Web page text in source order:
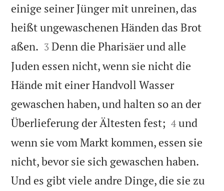
einige seiner Jünger mit unreinen, das
heißt ungewaschenen Händen das Brot
aßen. 

3 Denn die Pharisäer und alle
Juden essen nicht, wenn sie nicht die
Hände mit einer Handvoll Wasser
gewaschen haben, und halten so an der
Überlieferung der Ältesten fest; 

4 und
wenn sie vom Markt kommen, essen sie
nicht, bevor sie sich gewaschen haben.
Und es gibt viele andre Dinge, die sie zu